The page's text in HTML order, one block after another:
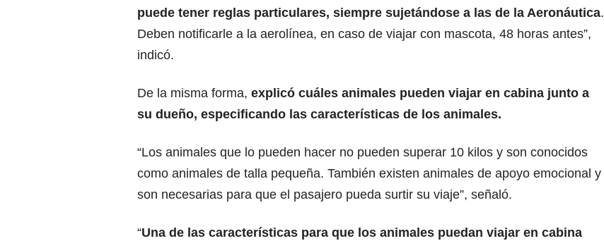
puede tener reglas particulares, siempre sujetándose a las de la Aeronáutica.
Deben notificarle a la aerolínea, en caso de viajar con mascota, 48 horas antes”,
indicó.
De la misma forma, explicó cuáles animales pueden viajar en cabina junto a
su dueño, especificando las características de los animales.
“Los animales que lo pueden hacer no pueden superar 10 kilos y son conocidos
como animales de talla pequeña. También existen animales de apoyo emocional y
son necesarias para que el pasajero pueda surtir su viaje”, señaló.
“Una de las características para que los animales puedan viajar en cabina